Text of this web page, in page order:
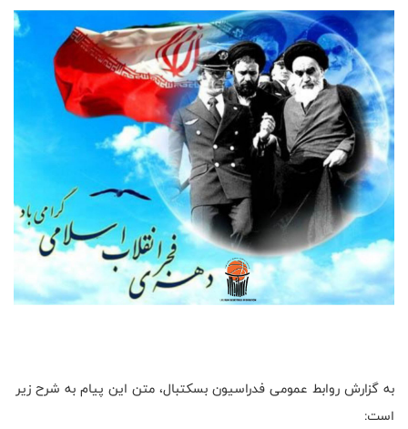
به گزارش روابط عمومی فدراسیون بسکتبال، متن این پیام به شرح زیر
است: